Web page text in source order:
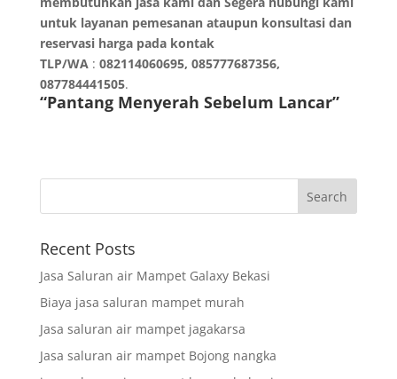
untuk layanan pemesanan ataupun konsultasi dan
reservasi harga pada kontak
TLP/WA : 082114060695, 085777687356,
087784441505.
“Pantang Menyerah Sebelum Lancar”
Recent Posts
Jasa Saluran air Mampet Galaxy Bekasi
Biaya jasa saluran mampet murah
Jasa saluran air mampet jagakarsa
Jasa saluran air mampet Bojong nangka